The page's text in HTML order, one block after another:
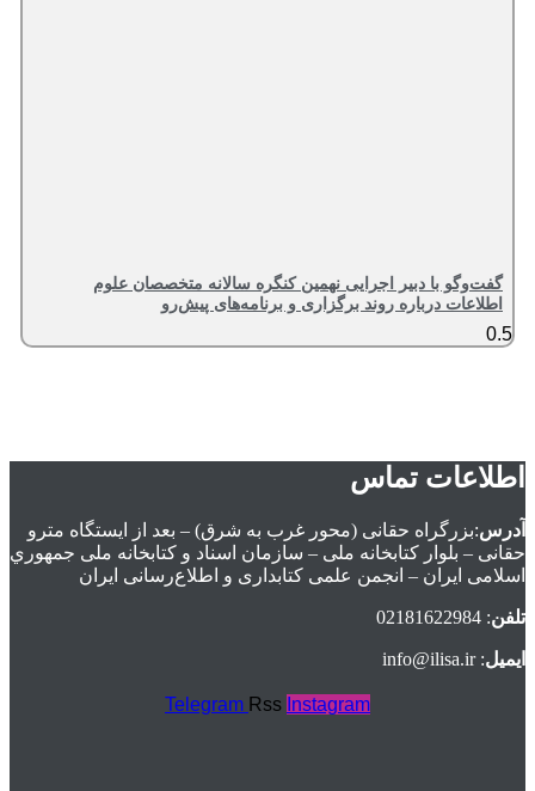
گفت‌وگو با دبیر اجرایی نهمین کنگره سالانه متخصصان علوم
اطلاعات درباره روند برگزاری و برنامه‌های پیش‌رو
اطلاعات تماس
آدرس:بزرگراه حقانی (محور غرب به شرق) – بعد از ايستگاه مترو
حقانی – بلوار كتابخانه ملی – سازمان اسناد و كتابخانه ملی جمهوري
اسلامی ايران – انجمن علمی کتابداری و اطلاع‌رسانی ایران
تلفن: 02181622984
ایمیل: info@ilisa.ir
Telegram Rss Instagram